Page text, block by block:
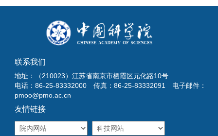
联系我们
地址：（210023）江苏省南京市栖霞区元化路10号
电话：86-25-83332000 传真：86-25-83332091 电子邮件：
pmoo@pmo.ac.cn
友情链接